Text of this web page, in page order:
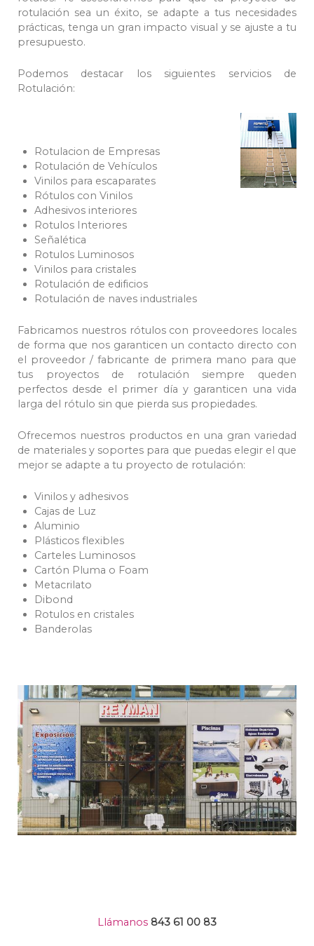
rotulación sea un éxito, se adapte a tus necesidades
prácticas, tenga un gran impacto visual y se ajuste a tu
presupuesto.
Podemos destacar los siguientes servicios de
Rotulación:
Rotulacion de Empresas
Rotulación de Vehículos
Vinilos para escaparates
Rótulos con Vinilos
Adhesivos interiores
Rotulos Interiores
Señalética
Rotulos Luminosos
Vinilos para cristales
Rotulación de edificios
Rotulación de naves industriales
Fabricamos nuestros rótulos con proveedores locales
de forma que nos garanticen un contacto directo con
el proveedor / fabricante de primera mano para que
tus proyectos de rotulación siempre queden
perfectos desde el primer día y garanticen una vida
larga del rótulo sin que pierda sus propiedades.
Ofrecemos nuestros productos en una gran variedad
de materiales y soportes para que puedas elegir el que
mejor se adapte a tu proyecto de rotulación:
Vinilos y adhesivos
Cajas de Luz
Aluminio
Plásticos flexibles
Carteles Luminosos
Cartón Pluma o Foam
Metacrilato
Dibond
Rotulos en cristales
Banderolas
Llámanos 843 61 00 83